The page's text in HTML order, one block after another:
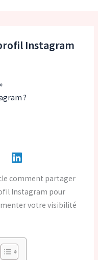
Instagram
?
comment partager
Instagram pour
votre visibilité